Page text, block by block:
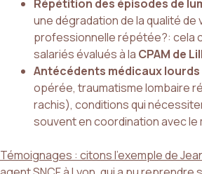
Répétition des épisodes de
une dégradation de la qualité de
professionnelle répétée?: cela
salariés évalués à la CPAM de
Antécédents médicaux lourds
opérée, traumatisme lombaire
rachis), conditions qui
souvent en coordination avec le
Témoignages : citons l’exemple de